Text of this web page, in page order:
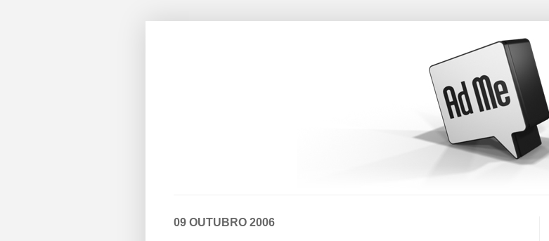
09 OUTUBRO 2006